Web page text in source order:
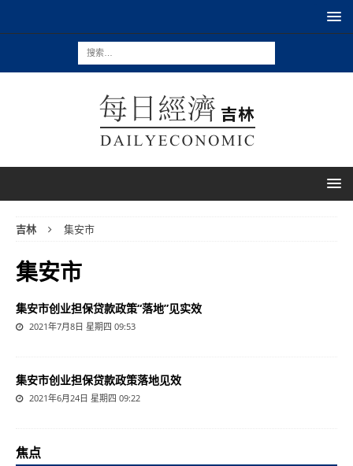
吉林 集安市
集安市
集安市创业担保贷款政策“落地”见实效
2021年7月8日 星期四 09:53
集安市创业担保贷款政策落地见效
2021年6月24日 星期四 09:22
焦点